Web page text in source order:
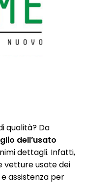
qualità? Da
dell’usato
dettagli. Infatti,
vetture usate dei
assistenza per